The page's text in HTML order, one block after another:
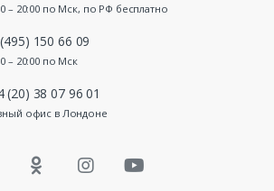
– 20:00 по Мск, по РФ бесплатно
150 66 09
– 20:00 по Мск
(20) 38 07 96 01
офис в Лондоне